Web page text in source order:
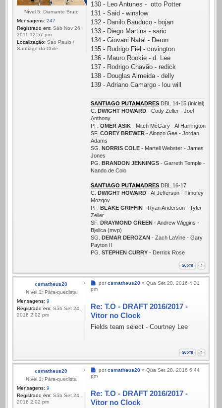
Nível 5: Diamante Bruto
Mensagens: 247
Registrado em: Sáb Nov 26,
2011 12:57 pm
Localização: Sao Paulo /
Santiago do Chile
130 - Leo Antunes - otto Potter
131 - Said - winslow
132 - Danilo Bauduco - bojan
133 - Diego Martins - saric
134 - Giovani Natal - Deron
135 - Rodrigo Fiel - covington
136 - Mauro Rookie - d. Lee
137 - Rodrigo Chavão - redick
138 - Douglas Almeida - delly
139 - Adriano Camargo - lou will
SANTIAGO PUTAMADRES DBL 14-15 (inicial)
C. DWIGHT HOWARD - Cody Zeller - Joel
Anthony
PF. OMER ASIK - Mitch McGary - Al Harrington
SF. COREY BREWER - Alonzo Gee - Jordan
Adams
SG. NORRIS COLE - Martell Webster - James
Jones
PG. BRANDON JENNINGS - Garreth Temple -
Nando de Colo
SANTIAGO PUTAMADRES DBL 16-17
C. DWIGHT HOWARD - Al Jefferson - Timofey
Mozgov
PF. BLAKE GRIFFIN - Ryan Anderson - Tyler
Zeller
SF. DRAYMOND GREEN - Andrew Wiggins -
Bjelica (mvp)
SG. DEMAR DEROZAN - Zach LaVine - Gary
Payton II
PG. STEPHEN CURRY - Derrick Rose
csmatheus20
Nível 1: Pára-quedista
Mensagens: 9
Registrado em: Sáb Set 24,
2016 2:02 pm
Mensagem
por csmatheus20» Qua Set 28, 2016 4:21
pm
Re: T.O - DRAFT 2016/2017 -
Vitor no Clock
Fields team select - Courtney Lee
csmatheus20
Nível 1: Pára-quedista
Mensagens: 9
Registrado em: Sáb Set 24,
2016 2:02 pm
Mensagem
por csmatheus20» Qua Set 28, 2016 6:44
pm
Re: T.O - DRAFT 2016/2017 -
Vitor no Clock